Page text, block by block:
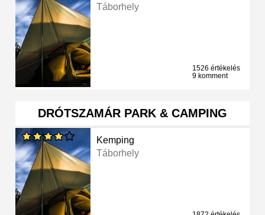
Táborhely
1526 értékelés
9 komment
DRÓTSZAMÁR PARK & CAMPING
Kemping
Táborhely